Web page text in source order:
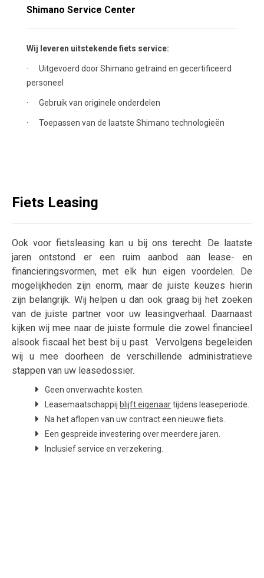
Shimano Service Center
Wij leveren uitstekende fiets service:
· Uitgevoerd door Shimano getraind en gecertificeerd
personeel
· Gebruik van originele onderdelen
· Toepassen van de laatste Shimano technologieën
Fiets Leasing
Ook voor fietsleasing kan u bij ons terecht. De laatste
jaren ontstond er een ruim aanbod aan lease- en
financieringsvormen, met elk hun eigen voordelen. De
mogelijkheden zijn enorm, maar de juiste keuzes hierin
zijn belangrijk. Wij helpen u dan ook graag bij het zoeken
van de juiste partner voor uw leasingverhaal. Daarnaast
kijken wij mee naar de juiste formule die zowel financieel
alsook fiscaal het best bij u past. Vervolgens begeleiden
wij u mee doorheen de verschillende administratieve
stappen van uw leasedossier.
Geen onverwachte kosten.
Leasemaatschappij blijft eigenaartijdens leaseperiode.
Na het aflopen van uw contract een nieuwe fiets.
Een gespreide investering over meerdere jaren.
Inclusief service en verzekering.